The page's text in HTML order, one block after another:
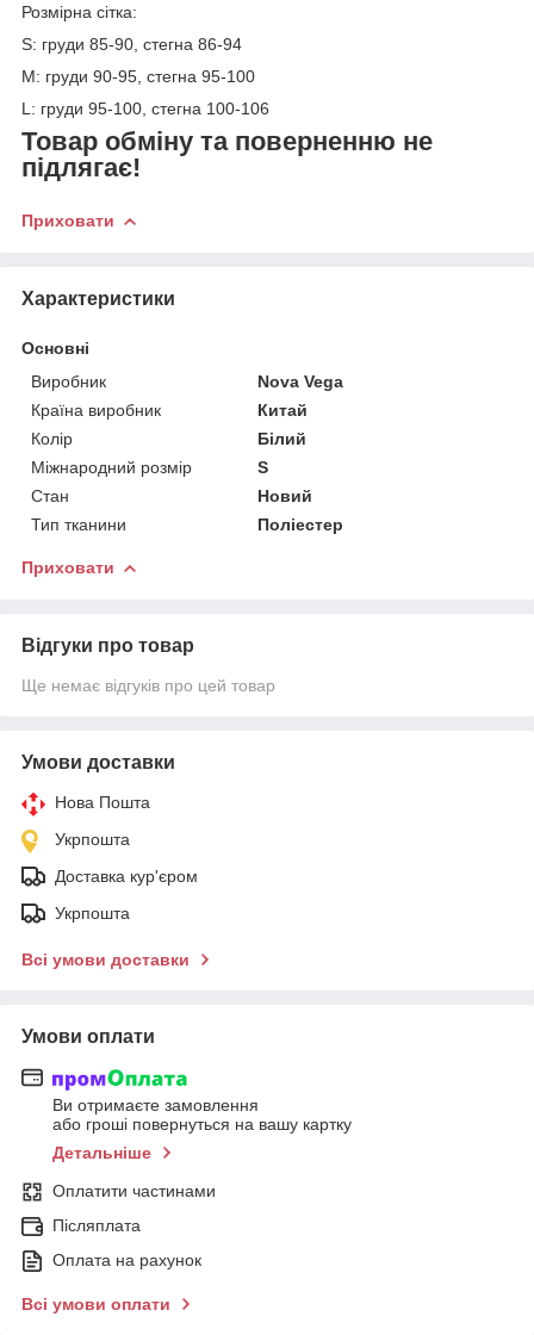
Розмірна сітка:
S: груди 85-90, стегна 86-94
M: груди 90-95, стегна 95-100
L: груди 95-100, стегна 100-106
Товар обміну та поверненню не
підлягає!
Приховати
Характеристики
Основні
Виробник
Nova Vega
Країна виробник
Китай
Колір
Білий
Міжнародний розмір
S
Стан
Новий
Тип тканини
Поліестер
Приховати
Відгуки про товар
Ще немає відгуків про цей товар
Умови доставки
Нова Пошта
Укрпошта
Доставка кур'єром
Укрпошта
Всі умови доставки
Умови оплати
Ви отримаєте замовлення
або гроші повернуться на вашу картку
Детальніше
Оплатити частинами
Післяплата
Оплата на рахунок
Всі умови оплати